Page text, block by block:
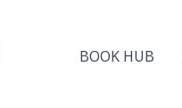
BOOK HUB